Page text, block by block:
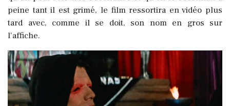
peine tant il est grimé, le film ressortira en vidéo plus
tard avec, comme il se doit, son nom en gros sur
l'affiche.